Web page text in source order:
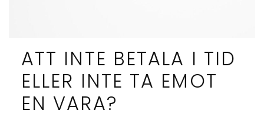
ATT INTE BETALA I TID
ELLER INTE TA EMOT
EN VARA?